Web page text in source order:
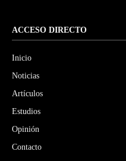
ACCESO DIRECTO
Inicio
Noticias
Artículos
Estudios
Opinión
Contacto